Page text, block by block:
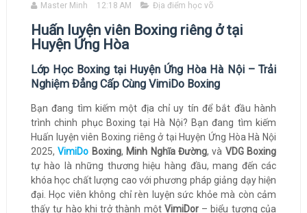
Master Minh 12:18 AM Địa điểm học võ
Huấn luyện viên Boxing riêng ở tại
Huyện Ứng Hòa
Lớp Học Boxing tại Huyện Ứng Hòa Hà Nội – Trải
Nghiệm Đẳng Cấp Cùng VimiDo Boxing
Bạn đang tìm kiếm một địa chỉ uy tín để bắt đầu hành
trình chinh phục Boxing tại Hà Nội? Bạn đang tìm kiếm
Huấn luyện viên Boxing riêng ở tại Huyện Ứng Hòa Hà Nội
2025,VimiDo Boxing, Minh Nghĩa Đường, và VDG Boxing
tự hào là những thương hiệu hàng đầu, mang đến các
khóa học chất lượng cao với phương pháp giảng dạy hiện
đại. Học viên không chỉ rèn luyện sức khỏe mà còn cảm
thấy tự hào khi trở thành một VimiDor– biểu tượng của